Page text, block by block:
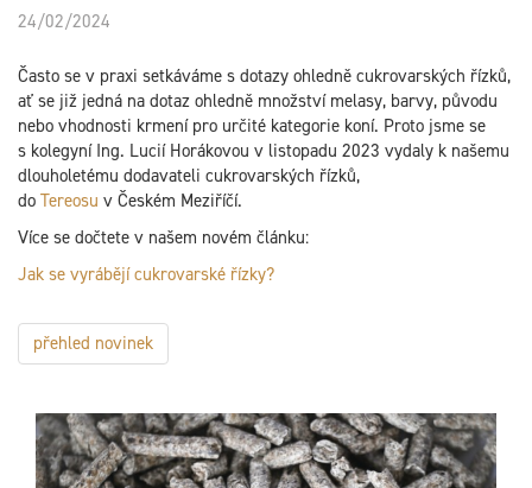
24/02/2024
Často se v praxi setkáváme s dotazy ohledně cukrovarských řízků,
ať se již jedná na dotaz ohledně množství melasy, barvy, původu
nebo vhodnosti krmení pro určité kategorie koní. Proto jsme se
s kolegyní Ing. Lucií Horákovou v listopadu 2023 vydaly k našemu
dlouholetému dodavateli cukrovarských řízků,
do Tereosu v Českém Meziříčí.
Více se dočtete v našem novém článku:
Jak se vyrábějí cukrovarské řízky?
přehled novinek